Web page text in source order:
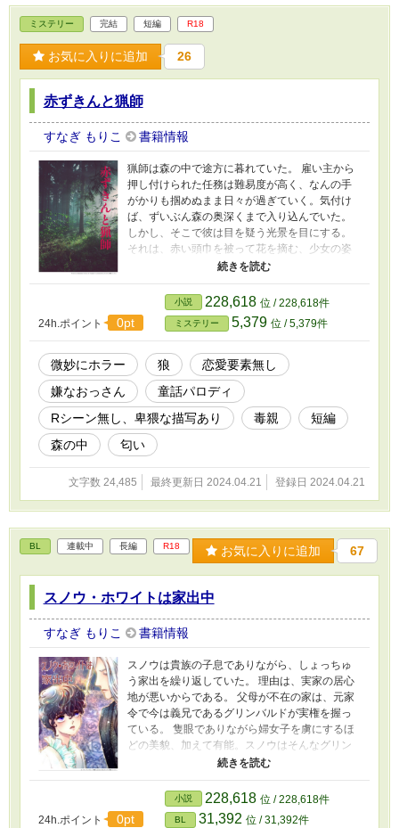
ミステリー 完結 短編 R18
お気に入りに追加 26
赤ずきんと猟師
すなぎ もりこ 書籍情報
猟師は森の中で途方に暮れていた。 雇い主から
押し付けられた任務は難易度が高く、なんの手
がかりも掴めぬまま日々が過ぎていく。気付け
ば、ずいぶん森の奥深くまで入り込んでいた。
しかし、そこで彼は目を疑う光景を目にする。
それは、赤い頭巾を被って花を摘む、少女の姿
だった。 猟師と赤ずきん、そして狼との出会い
に登場するジャックの物語です。 本編を読ま
なくても意味は通じますが、先に読んでいただ
いた方がエピローグを楽しめると思います。 ※
恋愛要素はほとんどありません。しかし、卑猥
な描写があります。 ※嫌な奴がいます。 ※エピ
ローグが長いです。
24h.ポイント 0pt
小説 228,618 位 / 228,618件
ミステリー 5,379 位 / 5,379件
微妙にホラー 狼
恋愛要素無し
嫌なおっさん
童話パロディ
Rシーン無し、卑猥な描写あり
毒親
短編
森の中
匂い
文字数 24,485 最終更新日 2024.04.21 登録日 2024.04.21
BL 連載中 長編 R18 お気に入りに追加 67
スノウ・ホワイトは家出中
すなぎ もりこ 書籍情報
スノウは貴族の子息でありながら、しょっちゅ
う家出を繰り返していた。 理由は、実家の居心
地が悪いからである。 父母が不在の家は、元家
令で今は義兄であるグリンバルドが実権を握っ
ている。 隻眼でありながら婦女子を虜にするほ
どの美貌、加えて有能。スノウはそんなグリン
バルドが苦手だった。 忌まわしい過去の思い出
まう屋敷へと通う日々。 そうやって現実から逃
げ回るスノウだったが…… 白雪姫をもとに創作
したBL小説ミステリー仕立てです。 ※少々残酷
24h.ポイント 0pt
小説 228,618 位 / 228,618件
BL 31,392 位 / 31,392件